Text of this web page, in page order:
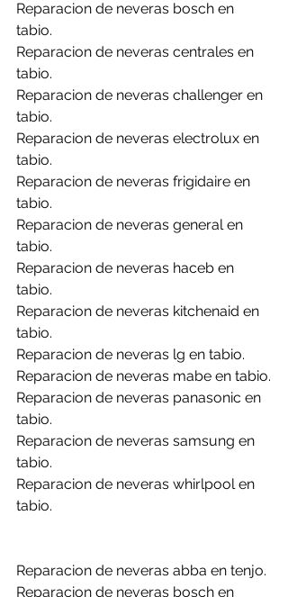
Reparacion de neveras bosch en
tabio.
Reparacion de neveras centrales en
tabio.
Reparacion de neveras challenger en
tabio.
Reparacion de neveras electrolux en
tabio.
Reparacion de neveras frigidaire en
tabio.
Reparacion de neveras general en
tabio.
Reparacion de neveras haceb en
tabio.
Reparacion de neveras kitchenaid en
tabio.
Reparacion de neveras lg en tabio.
Reparacion de neveras mabe en tabio.
Reparacion de neveras panasonic en
tabio.
Reparacion de neveras samsung en
tabio.
Reparacion de neveras whirlpool en
tabio.
Reparacion de neveras abba en tenjo.
Reparacion de neveras bosch en